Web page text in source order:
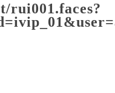
rui001.faces?